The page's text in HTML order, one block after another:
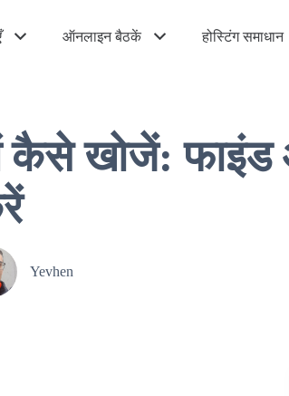
ऑनलाइन बैठकें होस्टिंग समाधान
कैसे खोजें: फाइंड
Yevhen